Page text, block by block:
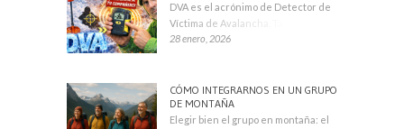
DVA es el acrónimo de Detector de
Víctima de Avalancha. También se
28 enero, 2026
CÓMO INTEGRARNOS EN UN GRUPO
DE MONTAÑA
Elegir bien el grupo en montaña: el